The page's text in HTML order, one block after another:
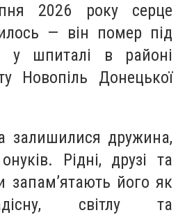
2026 року серце
— він помер під
у шпиталі в районі
Новопіль Донецької
залишилися дружина,
Рідні, друзі та
запам’ятають його як
світлу та